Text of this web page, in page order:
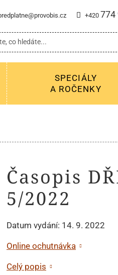
+420 774
SPECIÁLY
A ROČENKY
Časopis
5/2022
Datum vydání: 14. 9. 2022
Online ochutnávka
Celý popis